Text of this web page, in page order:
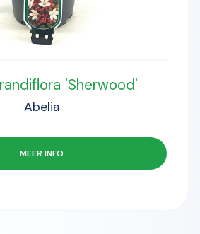
'Sherwood'
Abelia
MEER INFO